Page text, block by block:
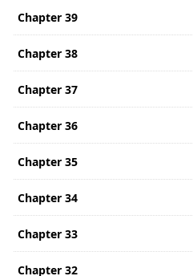
Chapter 39
Chapter 38
Chapter 37
Chapter 36
Chapter 35
Chapter 34
Chapter 33
Chapter 32